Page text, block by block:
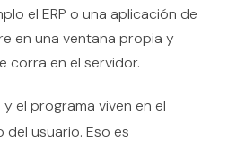
el ERP o una aplicación de
en una ventana propia y
corra en el servidor.
el programa viven en el
usuario. Eso es